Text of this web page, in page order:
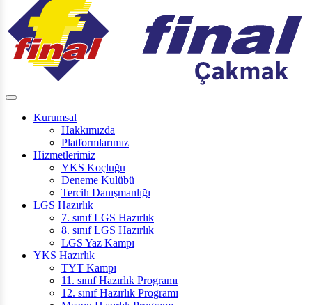
Kurumsal
Hakkımızda
Platformlarımız
Hizmetlerimiz
YKS Koçluğu
Deneme Kulübü
Tercih Danışmanlığı
LGS Hazırlık
7. sınıf LGS Hazırlık
8. sınıf LGS Hazırlık
LGS Yaz Kampı
YKS Hazırlık
TYT Kampı
11. sınıf Hazırlık Programı
12. sınıf Hazırlık Programı